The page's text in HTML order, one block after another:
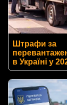
Штрафи за
в Україні у